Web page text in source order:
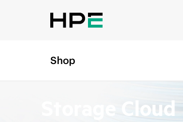
Shop
Storage Cloud